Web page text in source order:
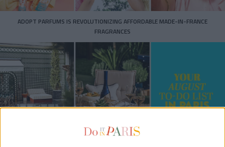
ADOPT PARFUMS IS REVOLUTIONIZING AFFORDABLE MADE-IN-FRANCE
FRAGRANCES